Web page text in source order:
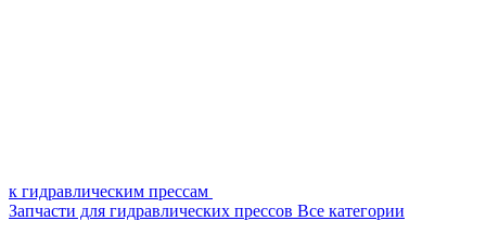
к гидравлическим прессам
Запчасти для гидравлических прессов Все категории